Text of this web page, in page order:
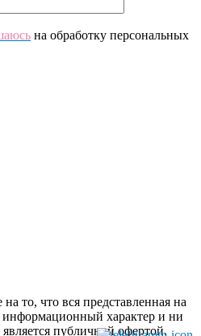
на обработку персональных
то, что вся представленная на
характер и ни
публичной офертой,